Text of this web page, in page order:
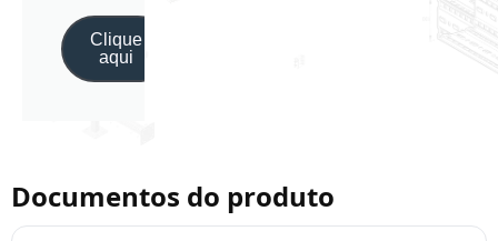
Clique
aqui
Documentos do produto